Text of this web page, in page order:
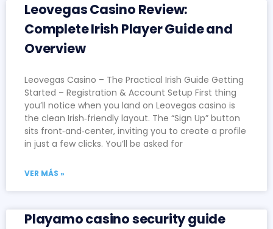
Leovegas Casino Review:
Complete Irish Player Guide and
Overview
Leovegas Casino – The Practical Irish Guide Getting
Started – Registration & Account Setup First thing
you’ll notice when you land on Leovegas casino is
the clean Irish‑friendly layout. The “Sign Up” button
sits front‑and‑center, inviting you to create a profile
in just a few clicks. You’ll be asked for
VER MÁS »
Playamo casino security guide